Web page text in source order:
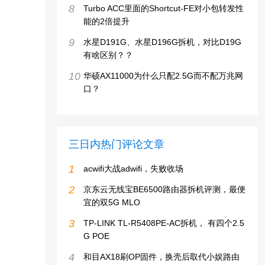
8
Turbo ACC里面的Shortcut-FE对小包转发性
能的2倍提升
9
水星D191G、水星D196G拆机，对比D19G
有啥区别？？
10 华硕AX11000为什么只配2.5G而不配万兆网
口？
三日内热门评论文章
1 acwifi大战adwifi，失败收场
2
京东云无线宝BE6500路由器拆机评测，最便
宜的双5G MLO
3
TP-LINK TL-R5408PE-AC拆机， 有四个2.5
G POE
4 和目AX18刷OP固件，换壳后取代小娱路由